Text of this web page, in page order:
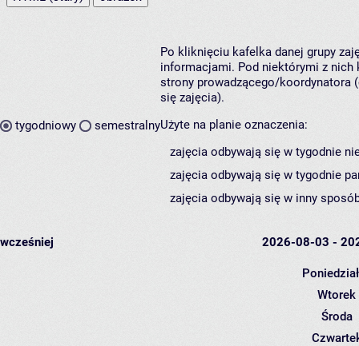
tygodniowy semestralny
Po kliknięciu kafelka danej grupy
informacjami. Pod niektórymi z nich
strony prowadzącego/koordynatora
się zajęcia).
Użyte na planie oznaczenia:
zajęcia odbywają się w tygodnie
zajęcia odbywają się w tygodnie
zajęcia odbywają się w inny
wcześniej 2026-08-03 -
Wtorek
Środa